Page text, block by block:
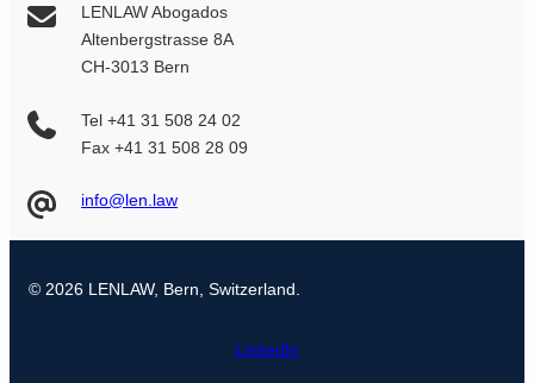
LENLAW Abogados
Altenbergstrasse 8A
CH-3013 Bern
Tel +41 31 508 24 02
Fax +41 31 508 28 09
info@len.law
© 2026 LENLAW, Bern, Switzerland.
LinkedIn